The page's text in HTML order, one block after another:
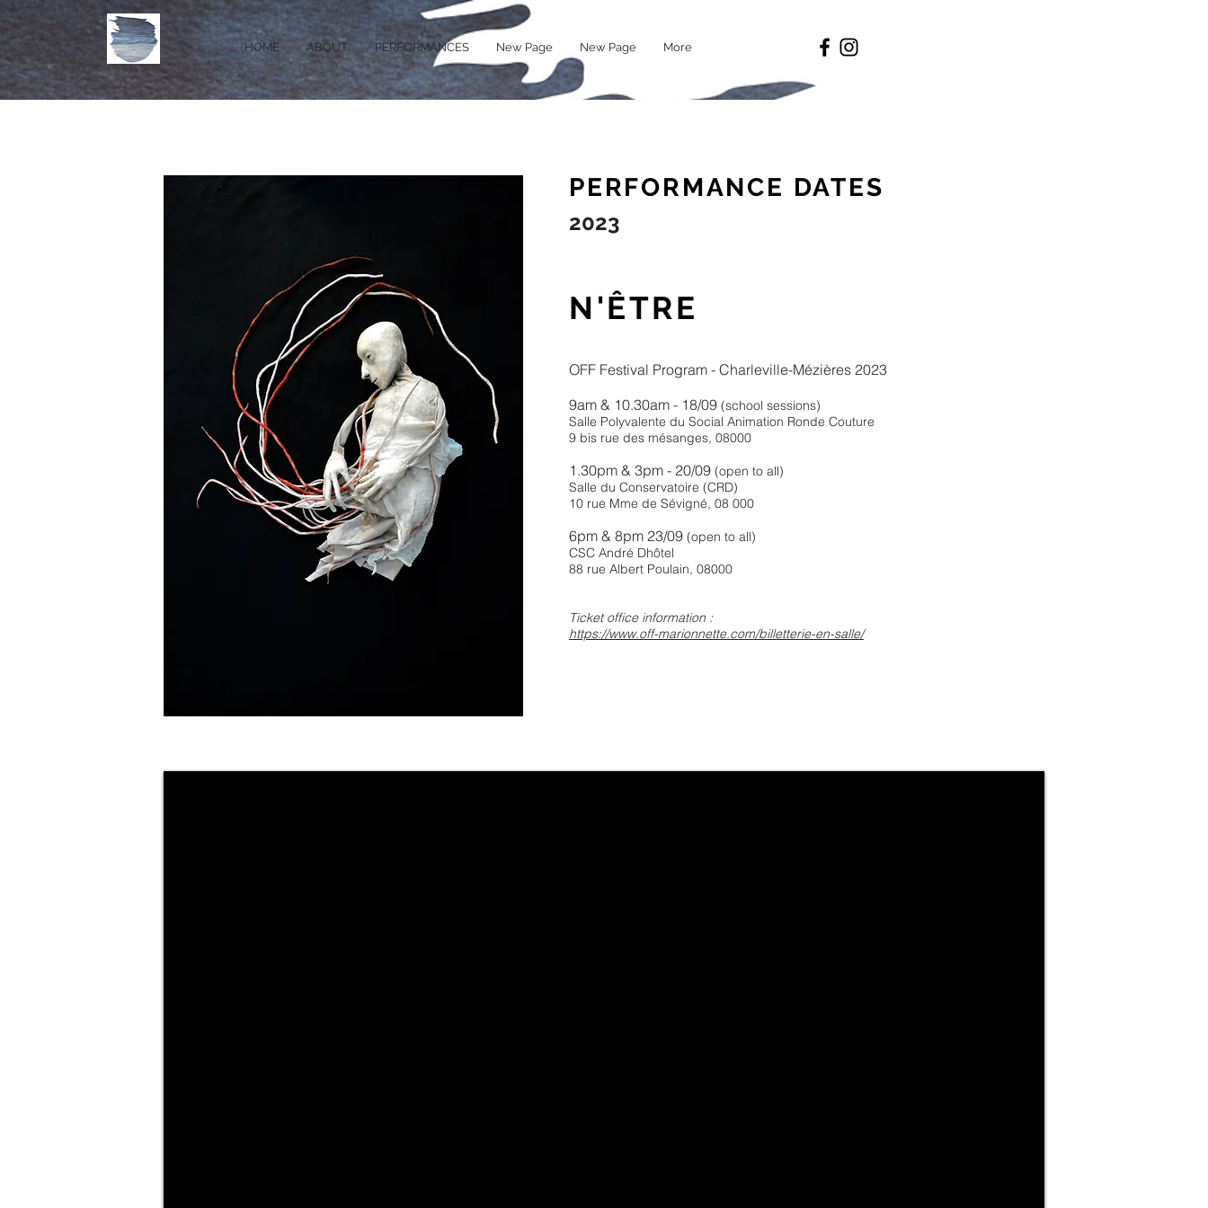
HOME ABOUT PERFORMANCES New Page New Page More
PERFORMANCE DATES
2023
N'ÊTRE
OFF Festival Program - Charleville-Mézières 2023
9am & 10.30am - 18/09 (school sessions)
Salle Polyvalente du Social Animation Ronde Couture
9 bis rue des mésanges, 08000
1.30pm & 3pm - 20/09 (open to all)
Salle du Conservatoire (CRD)
10 rue Mme de Sévigné, 08 000
6pm & 8pm 23/09 (open to all)
CSC André Dhôtel
88 rue Albert Poulain, 08000
Ticket office information :
https://www.off-marionnette.com/billetterie-en-salle/